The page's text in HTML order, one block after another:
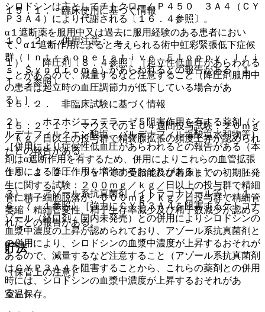
１５．１． 臨床使用に基づく情報
α１遮断薬を服用中又は過去に服用経験のある患者におい
て、α１遮断作用によると考えられる術中虹彩緊張低下症候
群（Ｉｎｔｒａｏｐｅｒａｔｉｖｅ Ｆｌｏｐｐｙ Ｉｒｉ
ｓ Ｓｙｎｄｒｏｍｅ）があらわれるとの報告がある〔１
１．２参照〕。
１５．２． 非臨床試験に基づく情報
１５．２．１． マウスでの１０４週間投与試験：２０ｍｇ
／ｋｇ／日以上の投与群で精嚢腺拡張の頻度上昇が認められ
たとの報告がある。
１５．２．２． ラットでの受胎能及び着床までの初期胚発
生に関する試験：２００ｍｇ／ｋｇ／日以上の投与群で精細
管に精子細胞脱落が、６００ｍｇ／ｋｇ／日投与群で精細管
萎縮・精細管変性、精子生存率減少及び精子数減少が認めら
れたとの報告がある。
貯法
（保管上の注意）
室温保存。
シロドシンは主としてチトクロームＰ４５０ ３Ａ４（ＣＹ
Ｐ３Ａ４）により代謝される〔１６．４参照〕。
１０．２． 併用注意：
１）． 降圧剤〔８．４参照〕［起立性低血圧があらわれる
ことがあるので、減量するなど注意すること（降圧剤服用中
の患者は起立時の血圧調節力が低下している場合があ
る）］。
２）． ホスホジエステラーゼ５阻害作用を有する薬剤（シ
ルデナフィルクエン酸塩、バルデナフィル塩酸塩水和物等）
［併用により症候性低血圧があらわれるとの報告がある（本
剤はα遮断作用を有するため、併用によりこれらの血管拡張
作用による降圧作用を増強するおそれがある）］。
３）． アゾール系抗真菌剤（イトラコナゾール等）〔１
６．７．１参照〕［強力にＣＹＰ３Ａ４を阻害するケトコナ
ゾール（経口剤：国内未発売）との併用によりシロドシンの
血漿中濃度の上昇が認められており、アゾール系抗真菌剤と
の併用により、シロドシンの血漿中濃度が上昇するおそれが
あるので、減量するなど注意すること（アゾール系抗真菌剤
はＣＹＰ３Ａ４を阻害することから、これらの薬剤との併用
時には、シロドシンの血漿中濃度が上昇するおそれがあ
る）］。